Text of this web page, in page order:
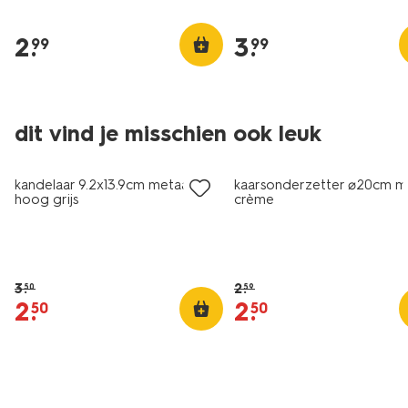
2.
99 3.
99
dit vind je misschien ook leuk
sale
kandelaar 9.2x13.9cm metaal
hoog grijs
3.50
2.
50
korting
kaarsonderzetter ⌀20cm
crème
2.59
2.
50